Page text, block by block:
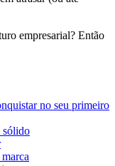
empresarial? Então
no seu primeiro
sólido